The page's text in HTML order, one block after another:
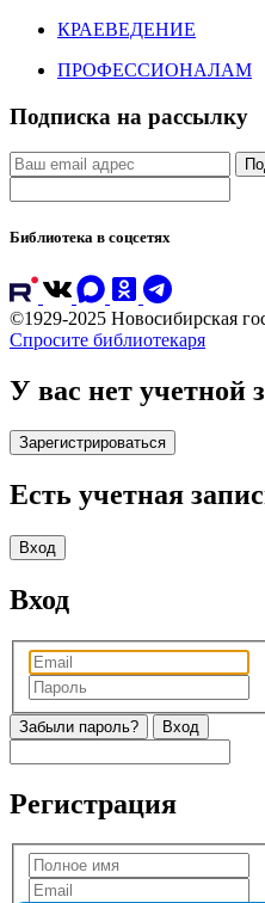
КРАЕВЕДЕНИЕ
ПРОФЕССИОНАЛАМ
Подписка на рассылку
Библиотека в соцсетях
©1929-2025 Новосибирская
Спросите библиотекаря
У вас нет учетной
Зарегистрироваться
Есть учетная
Вход
Вход
Забыли пароль?
Регистрация